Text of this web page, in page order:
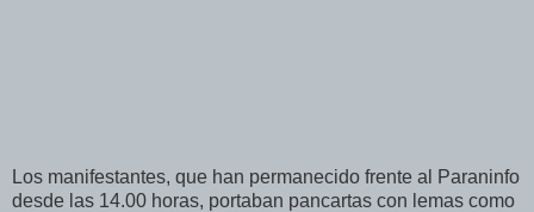
Los manifestantes, que han permanecido frente al Paraninfo
desde las 14.00 horas, portaban pancartas con lemas como